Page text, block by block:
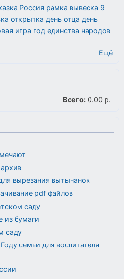
Россия рамка вывеска 9
открытка день отца день
игра год единства народов
Ещё
Всего: 0.00 р.
вырезания вытынанок
pdf файлов
саду
из бумаги
саду
семьи для воспитателя